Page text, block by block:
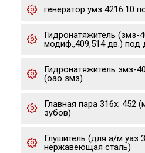
генератор умз 4216.10
Гидронатяжитель (змз-
модиф.,409,514 дв.) под
Гидронатяжитель змз-
(оао змз)
Главная пара 316х; 452
зубов)
Глушитель (для а/м уаз
нержавеющая сталь)